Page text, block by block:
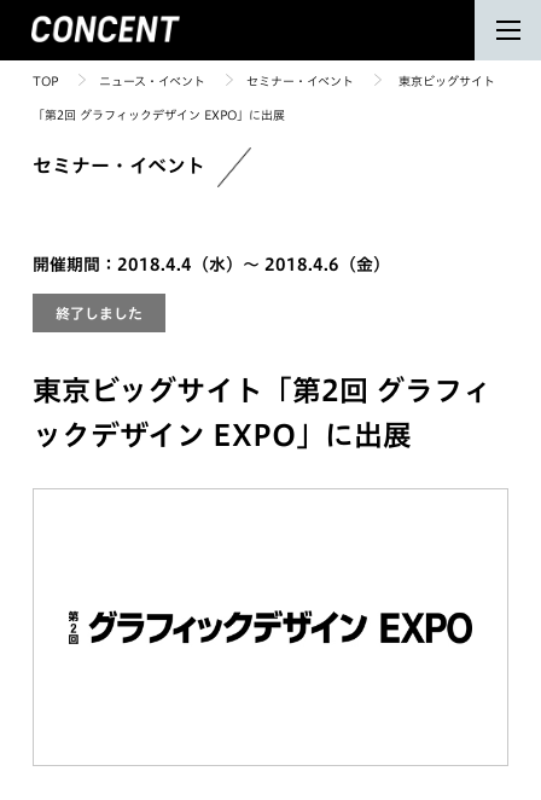
TOP ニュース・イベント セミナー・イベント 東京ビッグサイト
「第2回 グラフィックデザイン EXPO」に出展
セミナー・イベント
開催期間：2018.4.4（水）〜 2018.4.6（金）
終了しました
東京ビッグサイト「第2回 グラフィ
ックデザイン EXPO」に出展